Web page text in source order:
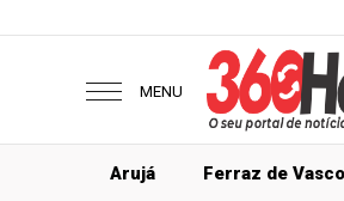
MENU
Arujá Ferraz de